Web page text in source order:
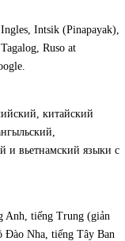
Intsik (Pinapayak),
Ruso at
китайский
и вьетнамский языки с
Anh, tiếng Trung (giản
Đào Nha, tiếng Tây Ban